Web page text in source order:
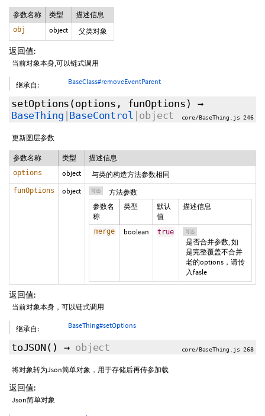
参数名称 类型 描述信息
obj object 父类对象
返回值:
当前对象本身,可以链式调用
继承自: BaseClass#removeEventParent
setOptions (options, funOptions )
→
BaseThing BaseControl |object core/BaseThing.js 246
更新图层参数
参数名称 类型 描述信息
options object 与类的构造方法参数相同
funOptions object 可选
方法参数
参数名
称
类型
默认
值
描述信息
merge boolean true 可选
是否合并参数, 如
是完整覆盖不合并
老的options，请传
入fasle
返回值:
当前对象本身，可以链式调用
继承自: BaseThing#setOptions
toJSON () → object core/BaseThing.js 268
将对象转为Json简单对象，用于存储后再传参加载
返回值:
Json简单对象